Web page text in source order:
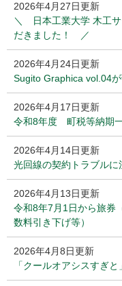
2026年4月27日更新
＼ 日本工業大学 木工サ
だきました！ ／
2026年4月24日更新
Sugito Graphica vol.04
2026年4月17日更新
令和8年度 町税等納期
2026年4月14日更新
光回線の契約トラブルに
2026年4月13日更新
令和8年7月1日から旅券
数料引き下げ等）
2026年4月8日更新
「クールオアシスすぎと